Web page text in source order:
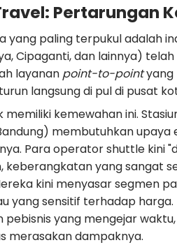
Pertarungan
yang paling terpukul adalah
Cipaganti, dan lainnya)
layanan point-to-pointyang
langsung di pul di pusat
memiliki kemewahan ini.
membutuhkan upaya
Para operator shuttle kini
keberangkatan yang sangat
kini menyasar segmen
yang sensitif terhadap
pebisnis yang mengejar
merasakan dampaknya.